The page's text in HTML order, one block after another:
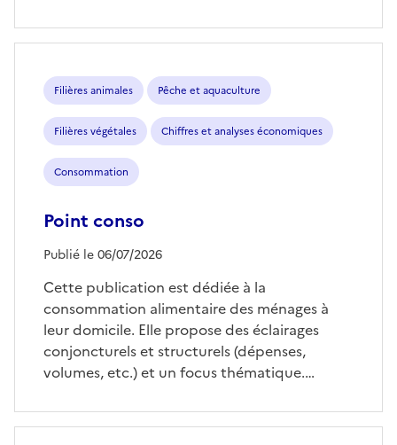
Filières animales Pêche et aquaculture
Filières végétales Chiffres et analyses économiques
Consommation
Point conso
Publié le 06/07/2026
Cette publication est dédiée à la
consommation alimentaire des ménages à
leur domicile. Elle propose des éclairages
conjoncturels et structurels (dépenses,
volumes, etc.) et un focus thématique.…